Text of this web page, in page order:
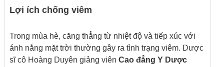
Lợi ích chống viêm
Trong mùa hè, căng thẳng từ nhiệt độ và tiếp xúc với
ánh nắng mặt trời thường gây ra tình trạng viêm. Dược
sĩ cô Hoàng Duyên giảng viênCao đẳng Y Dược